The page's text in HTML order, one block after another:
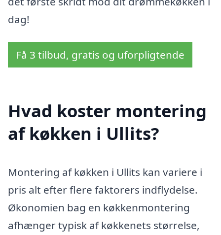
dag!
Få 3 tilbud, gratis og uforpligtende
Hvad koster montering
af køkken i Ullits?
Montering af køkken i Ullits kan variere i
pris alt efter flere faktorers indflydelse.
Økonomien bag en køkkenmontering
afhænger typisk af køkkenets størrelse,